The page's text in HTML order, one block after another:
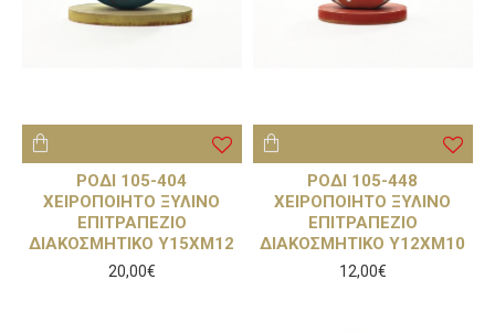
ΡΟΔΙ 105-404
ΧΕΙΡΟΠΟΙΗΤΟ ΞΥΛΙΝΟ
ΕΠΙΤΡΑΠΕΖΙΟ
ΔΙΑΚΟΣΜΗΤΙΚΟ Υ15ΧΜ12
20,00€
ΡΟΔΙ 105-448
ΧΕΙΡΟΠΟΙΗΤΟ ΞΥΛΙΝΟ
ΕΠΙΤΡΑΠΕΖΙΟ
ΔΙΑΚΟΣΜΗΤΙΚΟ Υ12ΧΜ10
12,00€